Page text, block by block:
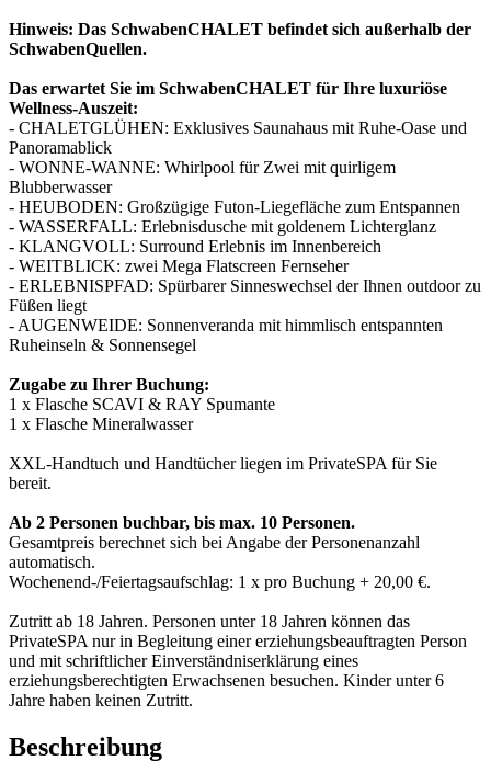
Hinweis: Das SchwabenCHALET befindet sich außerhalb der
SchwabenQuellen.
Das erwartet Sie im SchwabenCHALET für Ihre luxuriöse
Wellness-Auszeit:
- CHALETGLÜHEN: Exklusives Saunahaus mit Ruhe-Oase und
Panoramablick
- WONNE-WANNE: Whirlpool für Zwei mit quirligem
Blubberwasser
- HEUBODEN: Großzügige Futon-Liegefläche zum Entspannen
- WASSERFALL: Erlebnisdusche mit goldenem Lichterglanz
- KLANGVOLL: Surround Erlebnis im Innenbereich
- WEITBLICK: zwei Mega Flatscreen Fernseher
- ERLEBNISPFAD: Spürbarer Sinneswechsel der Ihnen outdoor zu
Füßen liegt
- AUGENWEIDE: Sonnenveranda mit himmlisch entspannten
Ruheinseln & Sonnensegel
Zugabe zu Ihrer Buchung:
1 x Flasche SCAVI & RAY Spumante
1 x Flasche Mineralwasser
XXL-Handtuch und Handtücher liegen im PrivateSPA für Sie
bereit.
Ab 2 Personen buchbar, bis max. 10 Personen.
Gesamtpreis berechnet sich bei Angabe der Personenanzahl
automatisch.
Wochenend-/Feiertagsaufschlag: 1 x pro Buchung + 20,00 €.
Zutritt ab 18 Jahren. Personen unter 18 Jahren können das
PrivateSPA nur in Begleitung einer erziehungsbeauftragten Person
und mit schriftlicher Einverständniserklärung eines
erziehungsberechtigten Erwachsenen besuchen. Kinder unter 6
Jahre haben keinen Zutritt.
Beschreibung